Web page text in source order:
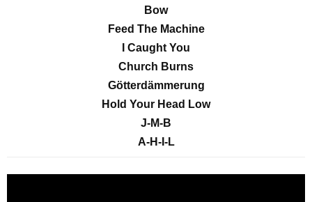
Bow
Feed The Machine
I Caught You
Church Burns
Götterdämmerung
Hold Your Head Low
J-M-B
A-H-I-L